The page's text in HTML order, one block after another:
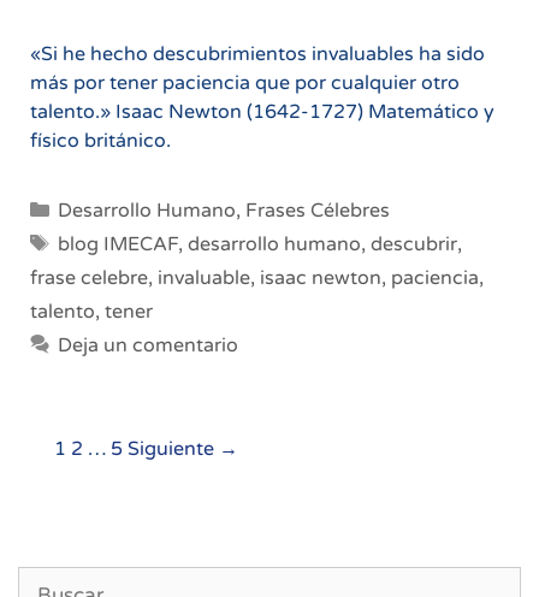
«Si he hecho descubrimientos invaluables ha sido
más por tener paciencia que por cualquier otro
talento.» Isaac Newton (1642-1727) Matemático y
físico británico.
Categorías
Desarrollo Humano, Frases Célebres
Etiquetas
blog IMECAF, desarrollo humano, descubrir,
frase celebre, invaluable, isaac newton, paciencia,
talento, tener
Deja un comentario
Navegación
1 2 … 5 Siguiente →